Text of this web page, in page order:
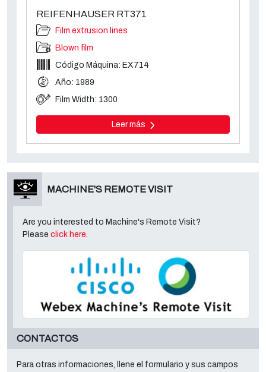
REIFENHAUSER RT371
Film extrusion lines
Blown film
Código Máquina: EX714
Año: 1989
Film Width: 1300
Leer más
MACHINE'S REMOTE VISIT
Are you interested to Machine's Remote Visit?
Please click here.
CONTACTOS
Para otras informaciones, llene el formulario y sus campos